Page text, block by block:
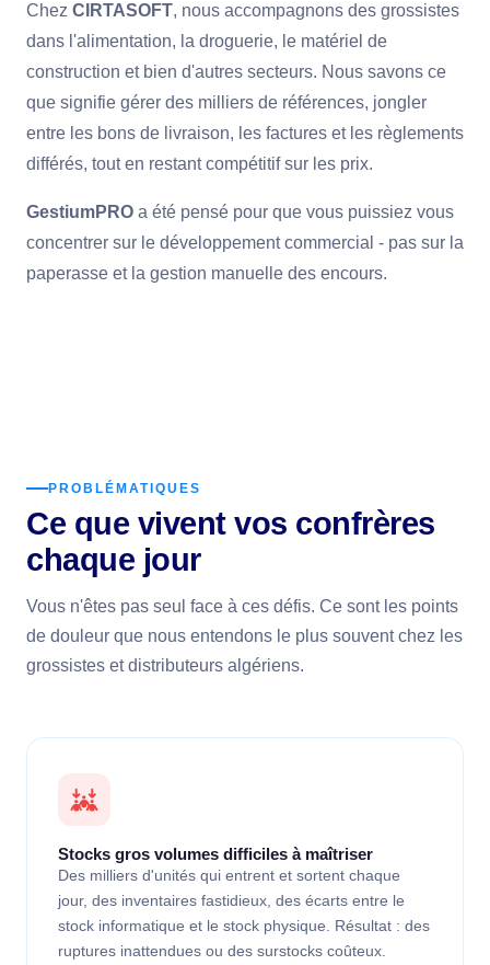
Chez CIRTASOFT, nous accompagnons des grossistes
dans l'alimentation, la droguerie, le matériel de
construction et bien d'autres secteurs. Nous savons ce
que signifie gérer des milliers de références, jongler
entre les bons de livraison, les factures et les règlements
différés, tout en restant compétitif sur les prix.
GestiumPRO a été pensé pour que vous puissiez vous
concentrer sur le développement commercial - pas sur la
paperasse et la gestion manuelle des encours.
PROBLÉMATIQUES
Ce que vivent vos confrères
chaque jour
Vous n'êtes pas seul face à ces défis. Ce sont les points
de douleur que nous entendons le plus souvent chez les
grossistes et distributeurs algériens.
Stocks gros volumes difficiles à maîtriser
Des milliers d'unités qui entrent et sortent chaque
jour, des inventaires fastidieux, des écarts entre le
stock informatique et le stock physique. Résultat : des
ruptures inattendues ou des surstocks coûteux.